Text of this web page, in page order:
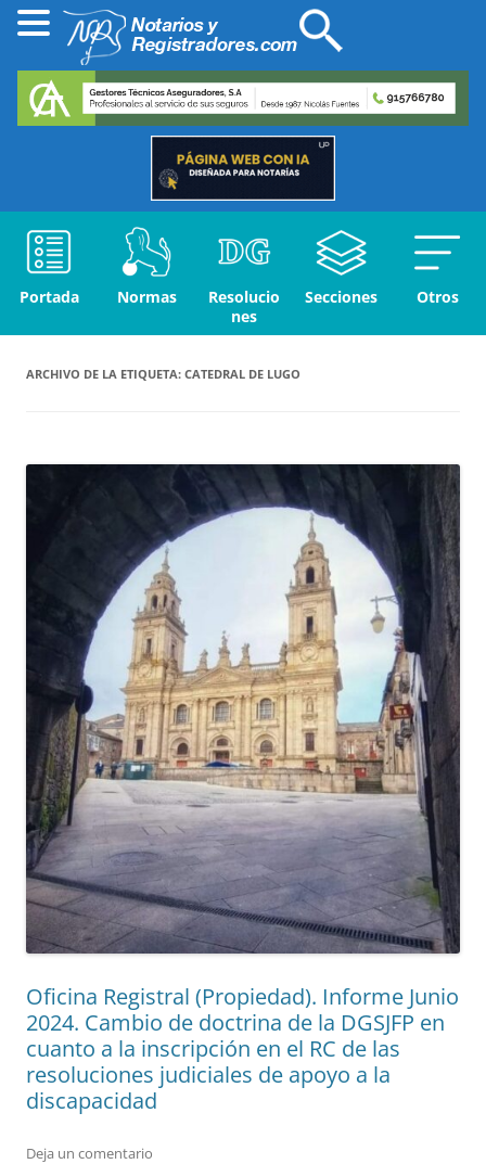
Portada Normas
Resolucio
nes
Secciones Otros
ARCHIVO DE LA ETIQUETA: CATEDRAL DE LUGO
Oficina Registral (Propiedad). Informe Junio
2024. Cambio de doctrina de la DGSJFP en
cuanto a la inscripción en el RC de las
resoluciones judiciales de apoyo a la
discapacidad
Deja un comentario